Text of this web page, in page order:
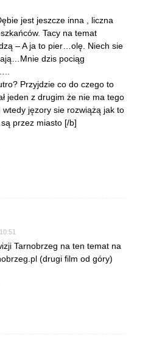
jest jeszcze inna , liczna
Tacy na temat
– A ja to pier…olę. Niech sie
dzis pociąg
Przyjdzie co do czego to
jeden z drugim że nie ma tego
wtedy jęzory sie rozwiążą jak to
przez miasto [/b]
Tarnobrzeg na ten temat na
(drugi film od góry)